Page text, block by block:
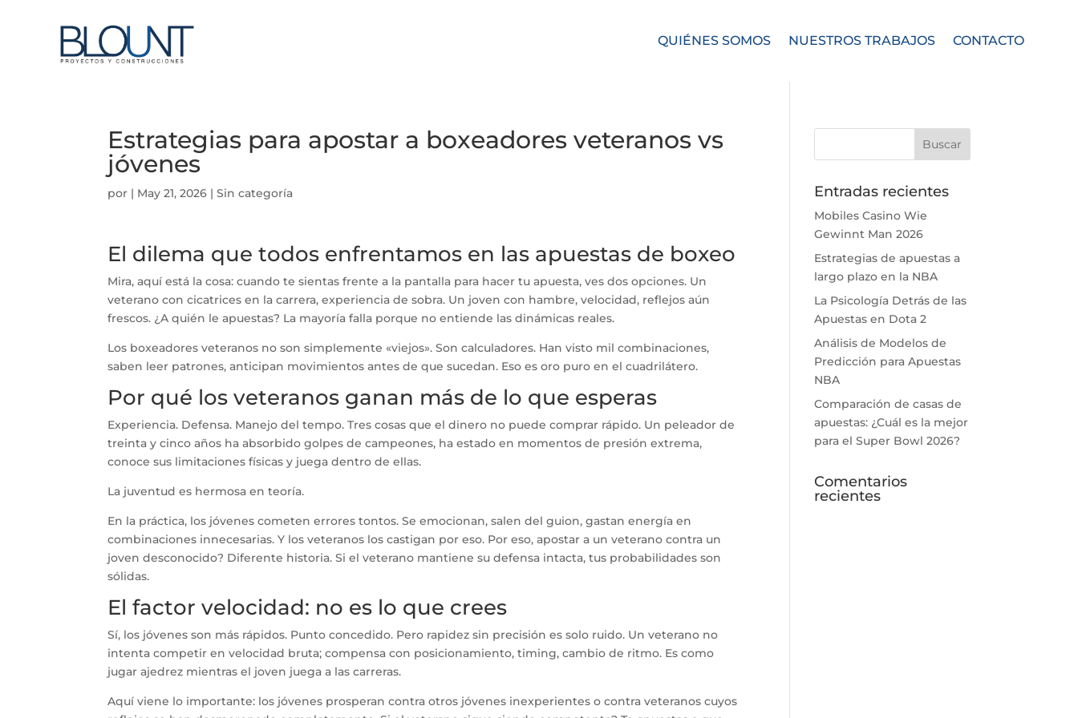
QUIÉNES SOMOS NUESTROS TRABAJOS CONTACTO
Estrategias para apostar a boxeadores veteranos vs
jóvenes
por | May 21, 2026 | Sin categoría
El dilema que todos enfrentamos en las apuestas de boxeo
Mira, aquí está la cosa: cuando te sientas frente a la pantalla para hacer tu apuesta, ves dos opciones. Un
veterano con cicatrices en la carrera, experiencia de sobra. Un joven con hambre, velocidad, reflejos aún
frescos. ¿A quién le apuestas? La mayoría falla porque no entiende las dinámicas reales.
Los boxeadores veteranos no son simplemente «viejos». Son calculadores. Han visto mil combinaciones,
saben leer patrones, anticipan movimientos antes de que sucedan. Eso es oro puro en el cuadrilátero.
Por qué los veteranos ganan más de lo que esperas
Experiencia. Defensa. Manejo del tempo. Tres cosas que el dinero no puede comprar rápido. Un peleador de
treinta y cinco años ha absorbido golpes de campeones, ha estado en momentos de presión extrema,
conoce sus limitaciones físicas y juega dentro de ellas.
La juventud es hermosa en teoría.
En la práctica, los jóvenes cometen errores tontos. Se emocionan, salen del guion, gastan energía en
combinaciones innecesarias. Y los veteranos los castigan por eso. Por eso, apostar a un veterano contra un
joven desconocido? Diferente historia. Si el veterano mantiene su defensa intacta, tus probabilidades son
sólidas.
El factor velocidad: no es lo que crees
Sí, los jóvenes son más rápidos. Punto concedido. Pero rapidez sin precisión es solo ruido. Un veterano no
intenta competir en velocidad bruta; compensa con posicionamiento, timing, cambio de ritmo. Es como
jugar ajedrez mientras el joven juega a las carreras.
Aquí viene lo importante: los jóvenes prosperan contra otros jóvenes inexperientes o contra veteranos cuyos
Entradas recientes
Mobiles Casino Wie
Gewinnt Man 2026
Estrategias de apuestas a
largo plazo en la NBA
La Psicología Detrás de las
Apuestas en Dota 2
Análisis de Modelos de
Predicción para Apuestas
NBA
Comparación de casas de
apuestas: ¿Cuál es la mejor
para el Super Bowl 2026?
Comentarios
recientes